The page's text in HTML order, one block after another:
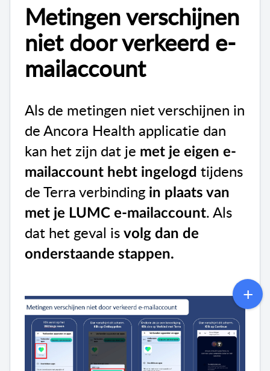
Metingen verschijnen
niet door verkeerd e-
mailaccount
Als de metingen niet verschijnen in
de Ancora Health applicatie dan
kan het zijn dat je met je eigen e-
mailaccount hebt ingelogd tijdens
de Terra verbinding in plaats van
met je LUMC e-mailaccount. Als
dat het geval is volg dan de
onderstaande stappen.